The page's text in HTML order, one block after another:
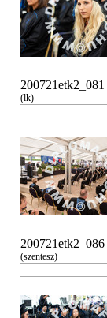
200721etk2_081
(lk)
200721etk2_086
(szentesz)